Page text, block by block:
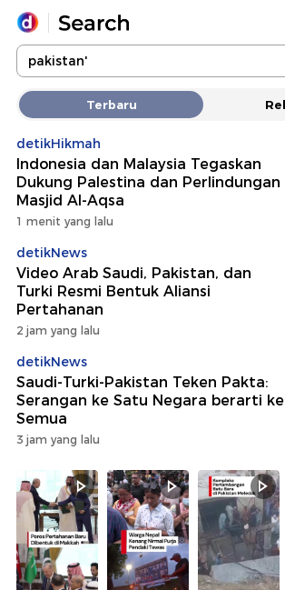
Yang sedang ramai dicari
Loading...
Promoted
Terakhir yang dicari
Terbaru
detikHikmah
Indonesia dan Malaysia Tegaskan
Dukung Palestina dan Perlindungan
Masjid Al-Aqsa
1 menit yang lalu
detikNews
Video Arab Saudi, Pakistan, dan
Turki Resmi Bentuk Aliansi
Pertahanan
2 jam yang lalu
detikNews
Saudi-Turki-Pakistan Teken Pakta:
Serangan ke Satu Negara berarti ke
Semua
3 jam yang lalu